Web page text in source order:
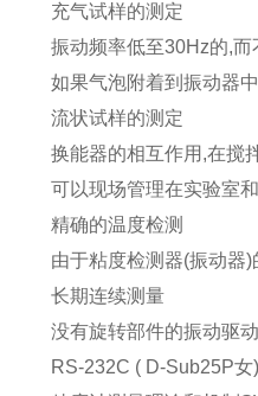
充气试样的测定
振动频率低至30Hz的,而
如果气泡附着到振动器
流状试样的测定
换能器的相互作用,在搅
可以现场管理在实验室
精确的温度检测
由于粘度检测器(振动器
长期连续测量
没有旋转部件的振动驱
RS-232C ( D-Sub25P